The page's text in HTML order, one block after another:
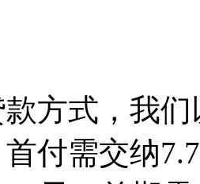
方式，我
付需交纳